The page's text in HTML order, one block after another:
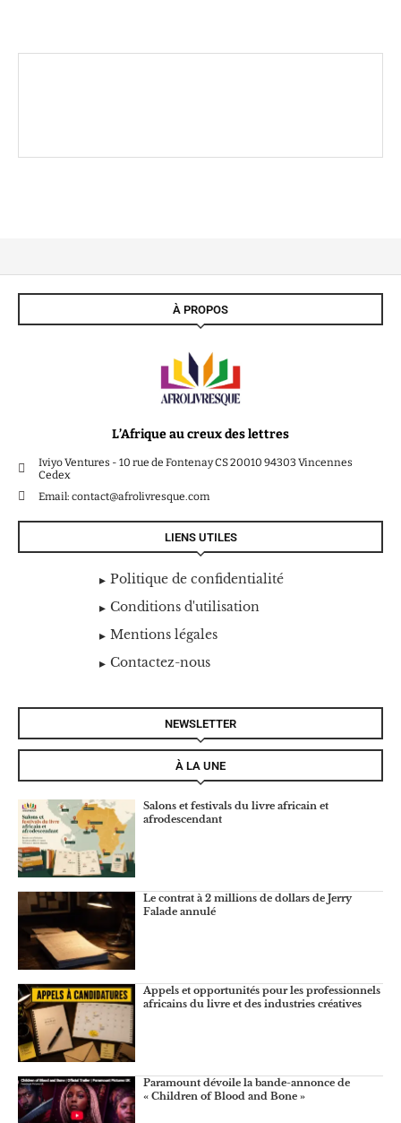
À PROPOS
L’Afrique au creux des lettres
Iviyo Ventures - 10 rue de Fontenay CS 20010 94303 Vincennes
Cedex
Email: contact@afrolivresque.com
LIENS UTILES
Politique de confidentialité
Conditions d'utilisation
Mentions légales
Contactez-nous
NEWSLETTER
À LA UNE
Salons et festivals du livre africain et
afrodescendant
Le contrat à 2 millions de dollars de Jerry
Falade annulé
Appels et opportunités pour les professionnels
africains du livre et des industries créatives
Paramount dévoile la bande-annonce de
« Children of Blood and Bone »